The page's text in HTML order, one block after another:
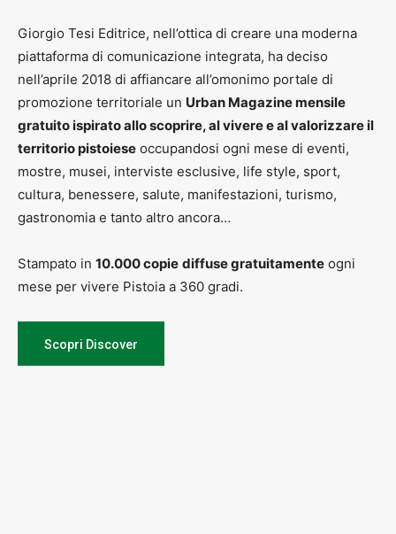
Giorgio Tesi Editrice, nell’ottica di creare una moderna
piattaforma di comunicazione integrata, ha deciso
nell’aprile 2018 di affiancare all’omonimo portale di
promozione territoriale un Urban Magazine mensile
gratuito ispirato allo scoprire, al vivere e al valorizzare il
territorio pistoiese occupandosi ogni mese di eventi,
mostre, musei, interviste esclusive, life style, sport,
cultura, benessere, salute, manifestazioni, turismo,
gastronomia e tanto altro ancora…
Stampato in 10.000 copie diffuse gratuitamente ogni
mese per vivere Pistoia a 360 gradi.
Scopri Discover